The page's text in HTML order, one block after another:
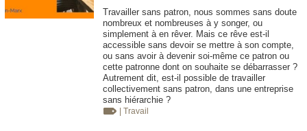
Travailler sans patron, nous sommes sans doute
nombreux et nombreuses à y songer, ou
simplement à en rêver. Mais ce rêve est-il
accessible sans devoir se mettre à son compte,
ou sans avoir à devenir soi-même ce patron ou
cette patronne dont on souhaite se débarrasser ?
Autrement dit, est-il possible de travailler
collectivement sans patron, dans une entreprise
sans hiérarchie ?
| Travail